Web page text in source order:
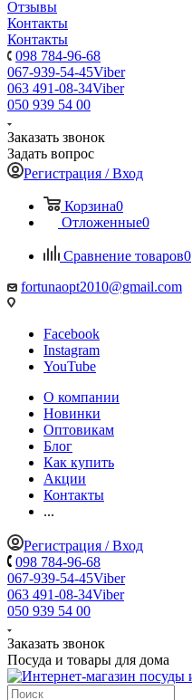
Отзывы
Контакты
Контакты
098 784-96-68
067-939-54-45Viber
063 491-08-34Viber
050 939 54 00
Заказать звонок
Задать вопрос
Регистрация / Вход
Корзина0
Отложенные0
Сравнение товаров0
fortunaopt2010@gmail.com
Facebook
Instagram
YouTube
О компании
Новинки
Оптовикам
Блог
Как купить
Акции
Контакты
...
Регистрация / Вход
098 784-96-68
067-939-54-45Viber
063 491-08-34Viber
050 939 54 00
Заказать звонок
Посуда и товары для дома